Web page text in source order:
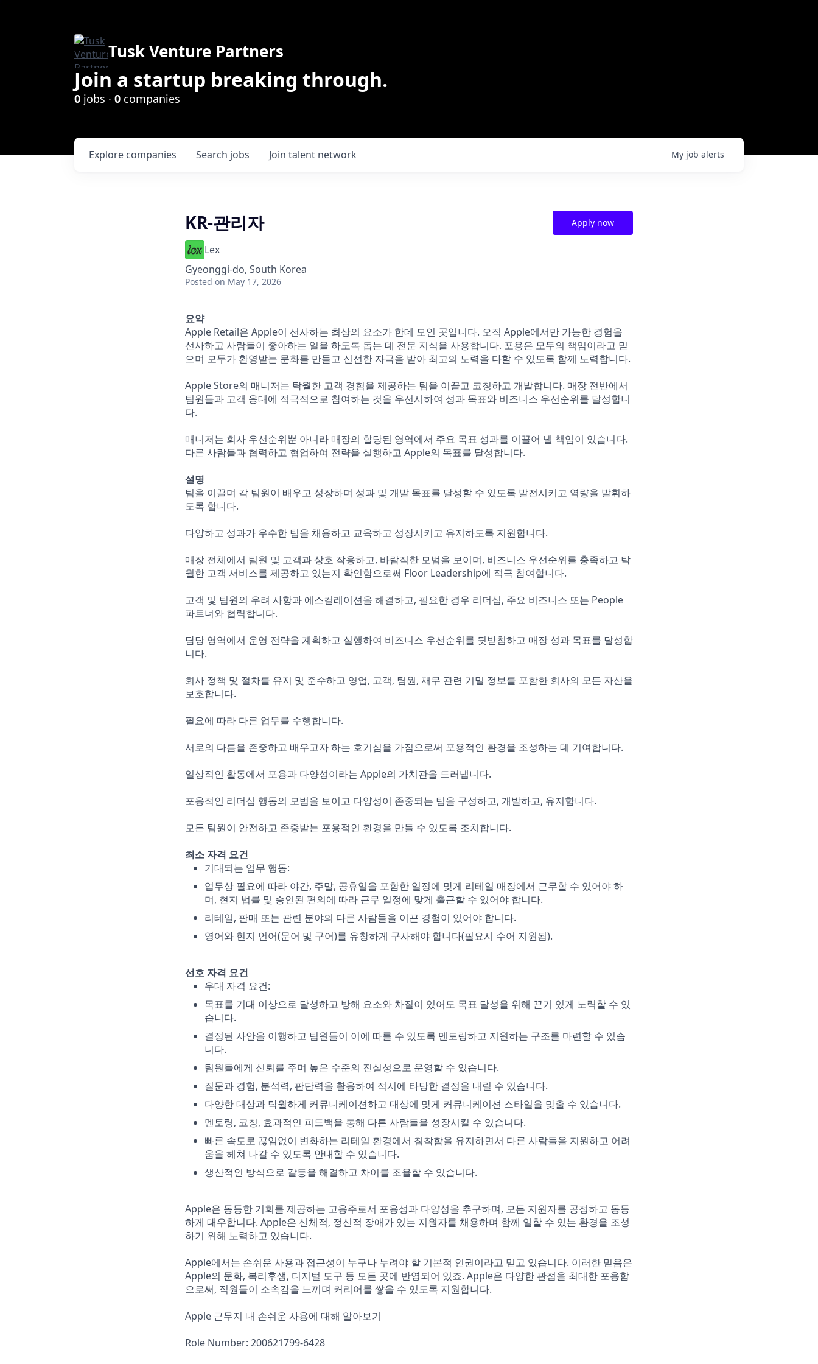
Tusk Venture Partners
Join a startup breaking through.
0 jobs · 0 companies
Search jobs
Explore companies Join talent network My job alerts
KR-관리자
Lex
Gyeonggi-do, South Korea
Posted on May 17, 2026
Apply now
요약
Apple Retail은 Apple이 선사하는 최상의 요소가 한데 모인 곳입니다. 오직 Apple에서만 가능한 경험을
선사하고 사람들이 좋아하는 일을 하도록 돕는 데 전문 지식을 사용합니다. 포용은 모두의 책임이라고 믿
으며 모두가 환영받는 문화를 만들고 신선한 자극을 받아 최고의 노력을 다할 수 있도록 함께 노력합니다.
Apple Store의 매니저는 탁월한 고객 경험을 제공하는 팀을 이끌고 코칭하고 개발합니다. 매장 전반에서
팀원들과 고객 응대에 적극적으로 참여하는 것을 우선시하여 성과 목표와 비즈니스 우선순위를 달성합니
다.
매니저는 회사 우선순위뿐 아니라 매장의 할당된 영역에서 주요 목표 성과를 이끌어 낼 책임이 있습니다.
다른 사람들과 협력하고 협업하여 전략을 실행하고 Apple의 목표를 달성합니다.
설명
팀을 이끌며 각 팀원이 배우고 성장하며 성과 및 개발 목표를 달성할 수 있도록 발전시키고 역량을 발휘하
도록 합니다.
다양하고 성과가 우수한 팀을 채용하고 교육하고 성장시키고 유지하도록 지원합니다.
매장 전체에서 팀원 및 고객과 상호 작용하고, 바람직한 모범을 보이며, 비즈니스 우선순위를 충족하고 탁
월한 고객 서비스를 제공하고 있는지 확인함으로써 Floor Leadership에 적극 참여합니다.
고객 및 팀원의 우려 사항과 에스컬레이션을 해결하고, 필요한 경우 리더십, 주요 비즈니스 또는 People
파트너와 협력합니다.
담당 영역에서 운영 전략을 계획하고 실행하여 비즈니스 우선순위를 뒷받침하고 매장 성과 목표를 달성합
니다.
회사 정책 및 절차를 유지 및 준수하고 영업, 고객, 팀원, 재무 관련 기밀 정보를 포함한 회사의 모든 자산을
보호합니다.
필요에 따라 다른 업무를 수행합니다.
서로의 다름을 존중하고 배우고자 하는 호기심을 가짐으로써 포용적인 환경을 조성하는 데 기여합니다.
일상적인 활동에서 포용과 다양성이라는 Apple의 가치관을 드러냅니다.
포용적인 리더십 행동의 모범을 보이고 다양성이 존중되는 팀을 구성하고, 개발하고, 유지합니다.
모든 팀원이 안전하고 존중받는 포용적인 환경을 만들 수 있도록 조치합니다.
최소 자격 요건
기대되는 업무 행동:
업무상 필요에 따라 야간, 주말, 공휴일을 포함한 일정에 맞게 리테일 매장에서 근무할 수 있어야 하
며, 현지 법률 및 승인된 편의에 따라 근무 일정에 맞게 출근할 수 있어야 합니다.
리테일, 판매 또는 관련 분야의 다른 사람들을 이끈 경험이 있어야 합니다.
영어와 현지 언어(문어 및 구어)를 유창하게 구사해야 합니다(필요시 수어 지원됨).
선호 자격 요건
우대 자격 요건:
목표를 기대 이상으로 달성하고 방해 요소와 차질이 있어도 목표 달성을 위해 끈기 있게 노력할 수 있
습니다.
결정된 사안을 이행하고 팀원들이 이에 따를 수 있도록 멘토링하고 지원하는 구조를 마련할 수 있습
니다.
팀원들에게 신뢰를 주며 높은 수준의 진실성으로 운영할 수 있습니다.
질문과 경험, 분석력, 판단력을 활용하여 적시에 타당한 결정을 내릴 수 있습니다.
다양한 대상과 탁월하게 커뮤니케이션하고 대상에 맞게 커뮤니케이션 스타일을 맞출 수 있습니다.
멘토링, 코칭, 효과적인 피드백을 통해 다른 사람들을 성장시킬 수 있습니다.
빠른 속도로 끊임없이 변화하는 리테일 환경에서 침착함을 유지하면서 다른 사람들을 지원하고 어려
움을 헤쳐 나갈 수 있도록 안내할 수 있습니다.
생산적인 방식으로 갈등을 해결하고 차이를 조율할 수 있습니다.
Apple은 동등한 기회를 제공하는 고용주로서 포용성과 다양성을 추구하며, 모든 지원자를 공정하고 동등
하게 대우합니다. Apple은 신체적, 정신적 장애가 있는 지원자를 채용하며 함께 일할 수 있는 환경을 조성
하기 위해 노력하고 있습니다.
Apple에서는 손쉬운 사용과 접근성이 누구나 누려야 할 기본적 인권이라고 믿고 있습니다. 이러한 믿음은
Apple의 문화, 복리후생, 디지털 도구 등 모든 곳에 반영되어 있죠. Apple은 다양한 관점을 최대한 포용함
으로써, 직원들이 소속감을 느끼며 커리어를 쌓을 수 있도록 지원합니다.
Apple 근무지 내 손쉬운 사용에 대해 알아보기
Role Number: 200621799-6428